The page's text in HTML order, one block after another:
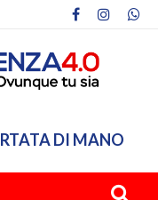
DI MANO